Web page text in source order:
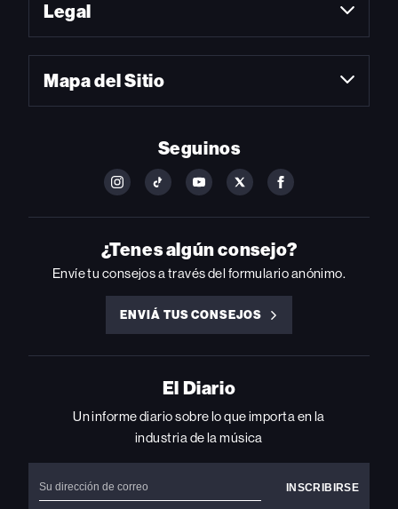
Legal
Mapa del Sitio
Seguinos
FOLLOW
ON
INSTAGRAM
FOLLOW
ON
YOUTUBE
FOLLOW
ON
YOUTUBE
FOLLOW
ON
FOLLOW
ON
FACEBOOK
¿Tenes algún consejo?
Envíe tu consejos a través del formulario anónimo.
ENVIÁ TUS CONSEJOS
ENVIÁ
CONSEJOS
El Diario
Un informe diario sobre lo que importa en la
industria de la música